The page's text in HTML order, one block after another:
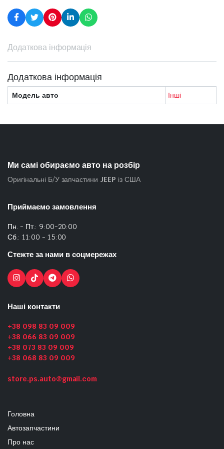
Додаткова інформація
Додаткова інформація
Модель авто Інші
Ми самі обираємо авто на розбір
Оригінальні Б/У запчастини JEEP із США
Приймаємо замовлення
Пн. - Пт.: 9:00-20:00
Сб.: 11:00 - 15:00
Стежте за нами в соцмережах
Наші контакти
+38 098 83 09 009
+38 066 83 09 009
+38 073 83 09 009
+38 068 83 09 009
store.ps.auto@gmail.com
Головна
Автозапчастини
Про нас